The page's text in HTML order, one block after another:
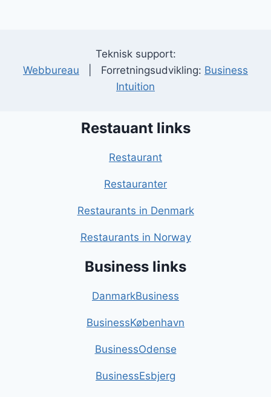
Teknisk support:
Webbureau | Forretningsudvikling: Business
Intuition
Restauant links
Restaurant
Restauranter
Restaurants in Denmark
Restaurants in Norway
Business links
DanmarkBusiness
BusinessKøbenhavn
BusinessOdense
BusinessEsbjerg